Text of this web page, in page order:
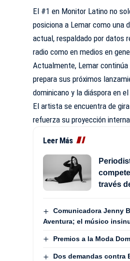
El #1 en Monitor Latino no
posiciona a Lemar como una
actual, respaldado por datos
radio como en medios en
Actualmente, Lemar
prepara sus próximos
dominicano y la diáspora en
El artista se encuentra de
refuerza su proyección
Leer Más
través
Comunicadora Jenny
Aventura; el músico
Premios a la Moda
Dos demandas contra